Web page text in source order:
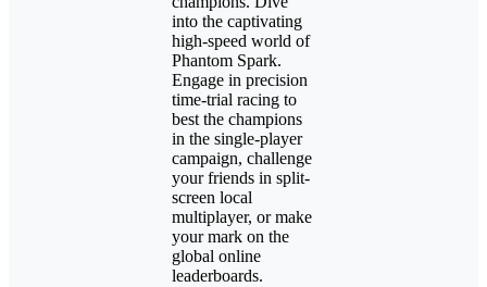
into the captivating
high-speed world of
Phantom Spark.
Engage in precision
time-trial racing to
best the champions
in the single-player
campaign, challenge
your friends in split-
screen local
multiplayer, or make
your mark on the
global online
leaderboards.